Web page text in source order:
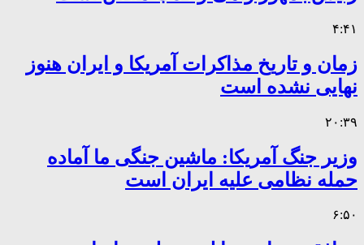
۴:۴۱
زمان و تاریخ مذاکرات آمریکا و ایران هنوز
نهایی نشده است
۲۰:۳۹
وزیر جنگ آمریکا: ماشین جنگی ما آماده
حمله نظامی علیه ایران است
۶:۵۰